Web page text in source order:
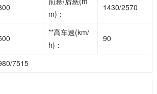
m)：
1430/2570
**高车速(km/
h)：
90
7515